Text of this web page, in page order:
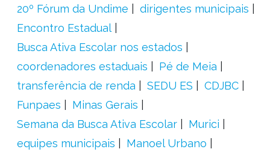
20º Fórum da Undime
dirigentes municipais
Encontro Estadual
Busca Ativa Escolar nos estados
coordenadores estaduais
Pé de Meia
transferência de renda
SEDU ES
CDJBC
Funpaes
Minas Gerais
Semana da Busca Ativa Escolar
Murici
equipes municipais
Manoel Urbano